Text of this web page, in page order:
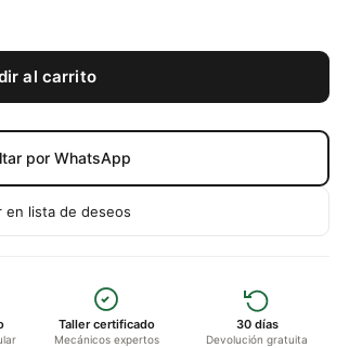
al carrito
por WhatsApp
en lista de deseos
Taller certificado
Mecánicos expertos
30 días
Devolución gratuita